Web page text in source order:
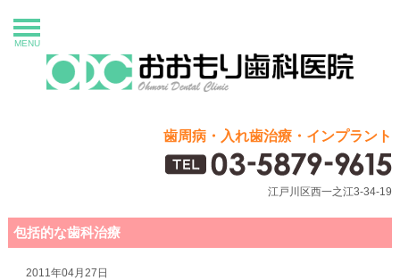
MENU
歯周病・入れ歯治療・インプラント
江戸川区西一之江3-34-19
包括的な歯科治療
2011年04月27日